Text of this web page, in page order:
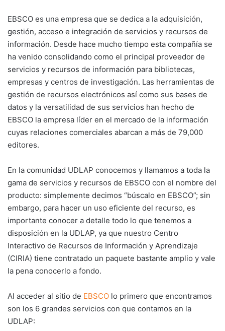
EBSCO es una empresa que se dedica a la adquisición,
gestión, acceso e integración de servicios y recursos de
información. Desde hace mucho tiempo esta compañía se
ha venido consolidando como el principal proveedor de
servicios y recursos de información para bibliotecas,
empresas y centros de investigación. Las herramientas de
gestión de recursos electrónicos así como sus bases de
datos y la versatilidad de sus servicios han hecho de
EBSCO la empresa líder en el mercado de la información
cuyas relaciones comerciales abarcan a más de 79,000
editores.
En la comunidad UDLAP conocemos y llamamos a toda la
gama de servicios y recursos de EBSCO con el nombre del
producto: simplemente decimos “búscalo en EBSCO”; sin
embargo, para hacer un uso eficiente del recurso, es
importante conocer a detalle todo lo que tenemos a
disposición en la UDLAP, ya que nuestro Centro
Interactivo de Recursos de Información y Aprendizaje
(CIRIA) tiene contratado un paquete bastante amplio y vale
la pena conocerlo a fondo.
Al acceder al sitio de EBSCO lo primero que encontramos
son los 6 grandes servicios con que contamos en la
UDLAP: